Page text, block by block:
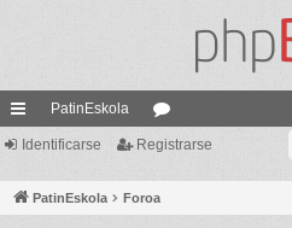
nl
ac
es
PatinEskola
or
os
Identificarse Registrarse
PatinEskola Foroa